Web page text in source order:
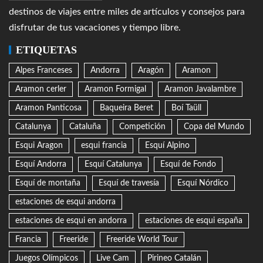
destinos de viajes entre miles de artículos y consejos para
disfrutar de tus vacaciones y tiempo libre.
ETIQUETAS
Alpes Franceses Andorra Aragón Aramon
Aramon cerler Aramon Formigal Aramon Javalambre
Aramon Panticosa Baqueira Beret Boí Taüll
Catalunya Cataluña Competición Copa del Mundo
Esqui Aragon esqui francia Esquí Alpino
Esquí Andorra Esquí Catalunya Esquí de Fondo
Esquí de montaña Esquí de travesía Esquí Nórdico
estaciones de esqui andorra
estaciones de esqui en andorra estaciones de esqui españa
Francia Freeride Freeride World Tour
Juegos Olímpicos Live Cam Pirineo Catalán